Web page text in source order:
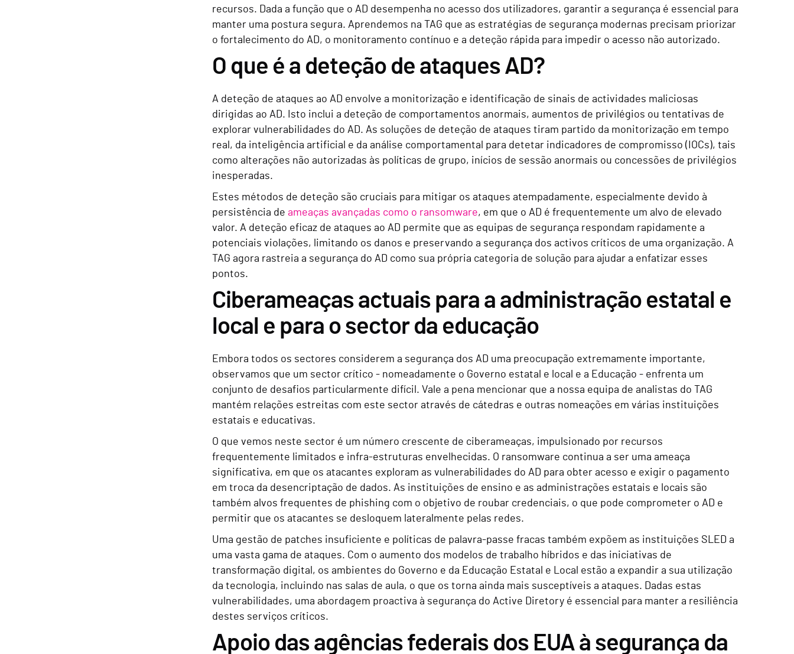
recursos. Dada a função que o AD desempenha no acesso dos utilizadores, garantir a segurança é essencial para
manter uma postura segura. Aprendemos na TAG que as estratégias de segurança modernas precisam priorizar
o fortalecimento do AD, o monitoramento contínuo e a deteção rápida para impedir o acesso não autorizado.
O que é a deteção de ataques AD?
A deteção de ataques ao AD envolve a monitorização e identificação de sinais de actividades maliciosas
dirigidas ao AD. Isto inclui a deteção de comportamentos anormais, aumentos de privilégios ou tentativas de
explorar vulnerabilidades do AD. As soluções de deteção de ataques tiram partido da monitorização em tempo
real, da inteligência artificial e da análise comportamental para detetar indicadores de compromisso (IOCs), tais
como alterações não autorizadas às políticas de grupo, inícios de sessão anormais ou concessões de privilégios
inesperadas.
Estes métodos de deteção são cruciais para mitigar os ataques atempadamente, especialmente devido à
persistência de ameaças avançadas como o ransomware, em que o AD é frequentemente um alvo de elevado
valor. A deteção eficaz de ataques ao AD permite que as equipas de segurança respondam rapidamente a
potenciais violações, limitando os danos e preservando a segurança dos activos críticos de uma organização. A
TAG agora rastreia a segurança do AD como sua própria categoria de solução para ajudar a enfatizar esses
pontos.
Ciberameaças actuais para a administração estatal e
local e para o sector da educação
Embora todos os sectores considerem a segurança dos AD uma preocupação extremamente importante,
observamos que um sector crítico - nomeadamente o Governo estatal e local e a Educação - enfrenta um
conjunto de desafios particularmente difícil. Vale a pena mencionar que a nossa equipa de analistas do TAG
mantém relações estreitas com este sector através de cátedras e outras nomeações em várias instituições
estatais e educativas.
O que vemos neste sector é um número crescente de ciberameaças, impulsionado por recursos
frequentemente limitados e infra-estruturas envelhecidas. O ransomware continua a ser uma ameaça
significativa, em que os atacantes exploram as vulnerabilidades do AD para obter acesso e exigir o pagamento
em troca da desencriptação de dados. As instituições de ensino e as administrações estatais e locais são
também alvos frequentes de phishing com o objetivo de roubar credenciais, o que pode comprometer o AD e
permitir que os atacantes se desloquem lateralmente pelas redes.
Uma gestão de patches insuficiente e políticas de palavra-passe fracas também expõem as instituições SLED a
uma vasta gama de ataques. Com o aumento dos modelos de trabalho híbridos e das iniciativas de
transformação digital, os ambientes do Governo e da Educação Estatal e Local estão a expandir a sua utilização
da tecnologia, incluindo nas salas de aula, o que os torna ainda mais susceptíveis a ataques. Dadas estas
vulnerabilidades, uma abordagem proactiva à segurança do Active Diretory é essencial para manter a resiliência
destes serviços críticos.
Apoio das agências federais dos EUA à segurança da